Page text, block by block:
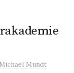
Michael Mundt